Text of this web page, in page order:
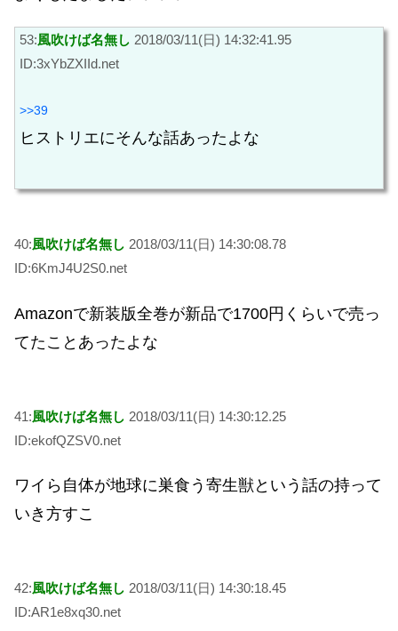
53:風吹けば名無し 2018/03/11(日) 14:32:41.95
ID:3xYbZXIId.net
>>39
ヒストリエにそんな話あったよな
40:風吹けば名無し 2018/03/11(日) 14:30:08.78
ID:6KmJ4U2S0.net
Amazonで新装版全巻が新品で1700円くらいで売っ
てたことあったよな
41:風吹けば名無し 2018/03/11(日) 14:30:12.25
ID:ekofQZSV0.net
ワイら自体が地球に巣食う寄生獣という話の持って
いき方すこ
42:風吹けば名無し 2018/03/11(日) 14:30:18.45
ID:AR1e8xq30.net